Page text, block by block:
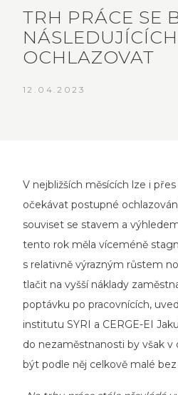
TRH PRÁCE SE
OCHLAZOVAT
12.04.2023
V nejbližších měsících lze i
očekávat postupné
souviset se stavem a
tento rok měla víceméně
s relativně výrazným růstem
tlačit na vyšší náklady
poptávku po pracovnících,
institutu SYRI a CERGE-EI
do nezaměstnanosti by však
být podle něj celkově malé